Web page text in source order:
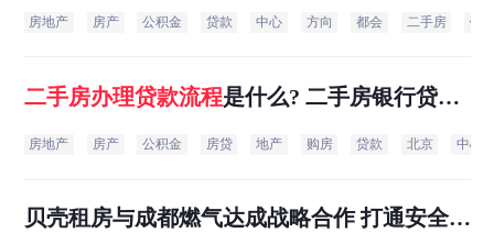
房地产 房产 公积金 贷款 中心 方向 都会 二手房 银
二手房办理贷款流程是什么? 二手房银行贷款
房地产 房产 公积金 房贷 地产 购房 贷款 北京 中心
贝壳租房与成都燃气达成战略合作 打通安全巡